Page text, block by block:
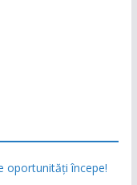
oportunități începe!